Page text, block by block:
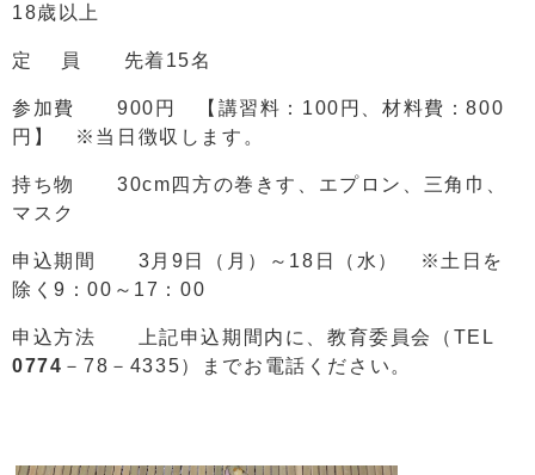
18歳以上
定 員 先着15名
参加費 900円 【講習料：100円、材料費：800
円】 ※当日徴収します。
持ち物 30cm四方の巻きす、エプロン、三角巾、
マスク
申込期間 3月9日（月）～18日（水） ※土日を
除く9：00～17：00
申込方法 上記申込期間内に、教育委員会（TEL
0774 －78－4335）までお電話ください。